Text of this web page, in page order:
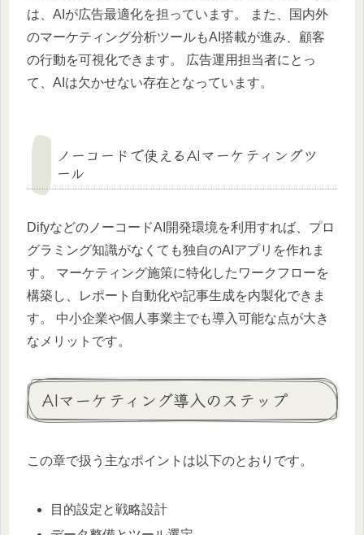
は、AIが広告最適化を担っています。 また、国内外
のマーケティング分析ツールもAI搭載が進み、顧客
の行動を可視化できます。 広告運用担当者にとっ
て、AIは欠かせない存在となっています。
ノーコードで使えるAIマーケティングツ
ール
DifyなどのノーコードAI開発環境を利用すれば、プロ
グラミング知識がなくても独自のAIアプリを作れま
す。 マーケティング施策に特化したワークフローを
構築し、レポート自動化や記事生成を内製化できま
す。 中小企業や個人事業主でも導入可能な点が大き
なメリットです。
AIマーケティング導入のステップ
この章で扱う主なポイントは以下のとおりです。
目的設定と戦略設計